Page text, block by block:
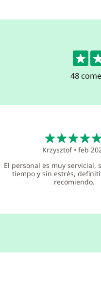
4.6
48
Krzysztof•feb
El personal es muy servicial,
tiempo y sin estrés,
recomiendo.